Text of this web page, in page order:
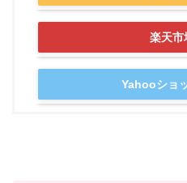
楽天市
Yahooショ